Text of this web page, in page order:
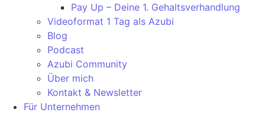
Pay Up – Deine 1. Gehaltsverhandlung
Videoformat 1 Tag als Azubi
Blog
Podcast
Azubi Community
Über mich
Kontakt & Newsletter
Für Unternehmen